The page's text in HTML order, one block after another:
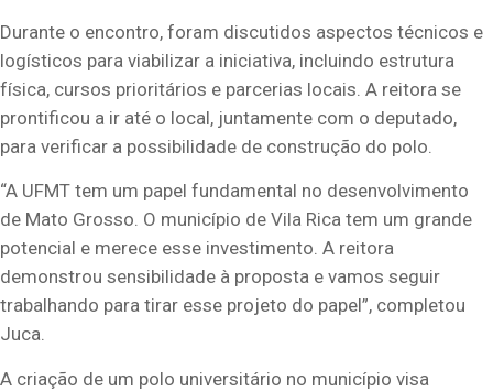
Durante o encontro, foram discutidos aspectos técnicos e
logísticos para viabilizar a iniciativa, incluindo estrutura
física, cursos prioritários e parcerias locais. A reitora se
prontificou a ir até o local, juntamente com o deputado,
para verificar a possibilidade de construção do polo.
“A UFMT tem um papel fundamental no desenvolvimento
de Mato Grosso. O município de Vila Rica tem um grande
potencial e merece esse investimento. A reitora
demonstrou sensibilidade à proposta e vamos seguir
trabalhando para tirar esse projeto do papel”, completou
Juca.
A criação de um polo universitário no município visa